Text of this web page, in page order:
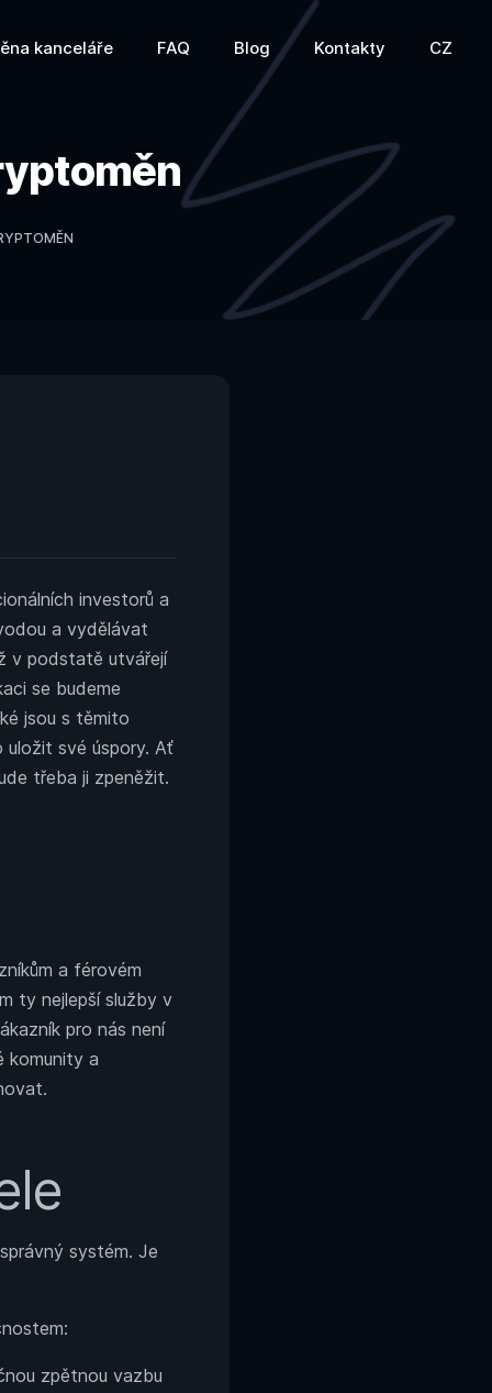
kanceláře FAQ Blog Kontakty CZ
investorů a
a vydělávat
v podstatě utvářejí
se budeme
jsou s těmito
uložit své úspory. Ať
třeba ji zpeněžit.
a férovém
ty nejlepší služby v
pro nás není
komunity a
systém. Je
zpětnou vazbu